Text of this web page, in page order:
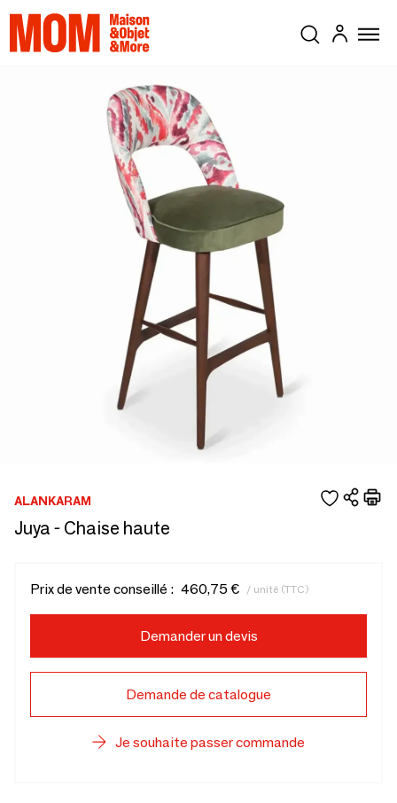
ALANKARAM
Juya - Chaise haute
Prix de vente conseillé : 460,75 € / unité (TTC)
Demander un devis
Demande de catalogue
Je souhaite passer commande